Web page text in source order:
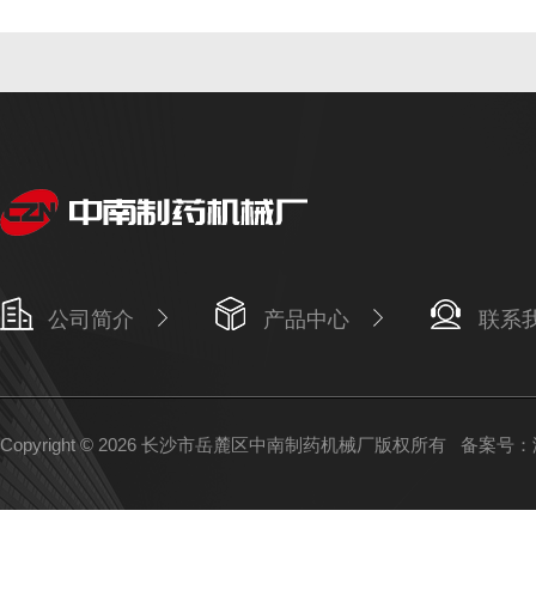
公司简介 产品中心 联系
Copyright © 2026 长沙市岳麓区中南制药机械厂版权所有 备案号